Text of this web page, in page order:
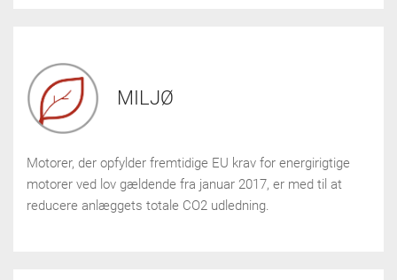
MILJØ
Motorer, der opfylder fremtidige EU krav for energirigtige
motorer ved lov gældende fra januar 2017, er med til at
reducere anlæggets totale CO2 udledning.